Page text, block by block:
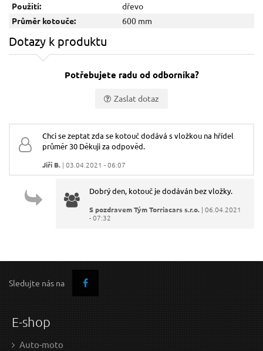
49 Kč / Ks
40.5 Kč bez DPH
59
Kotouč pilový vidiový s otvory, 180x20x24T GEKO
57 Kč / Ks
Použití:
dřevo
Průměr kotouče:
600 mm
Dotazy k produktu
Potřebujete radu od odborníka?
Zaslat dotaz
Dotaz:
Odeslat dotaz
Chci se zeptat zda se kotouč dodává s vložkou na hřídel
průměr 30 Děkuji za odpověd.
Jiří B. | 03.04.2021 - 06:07
Dobrý den, kotouč je dodáván bez vložky.
S pozdravem Tým Torriacars s.r.o. | 06.04.2021
- 07:32
Sledujte nás na
E-shop
Auto-moto